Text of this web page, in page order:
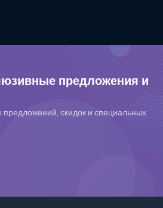
предложения и
предложений, скидок и специальных